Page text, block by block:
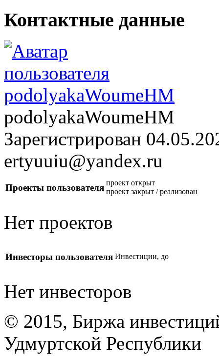
Контактные данные
podolyakaWoumeHM
Зарегистрирован
ertyuuiu@yandex.ru
Проекты пользователя проект открыт
проект закрыт / реализован
Нет проектов
Инвесторы пользователя Инвестиции, до
Нет инвесторов
© 2015, Биржа
Удмуртской Республики